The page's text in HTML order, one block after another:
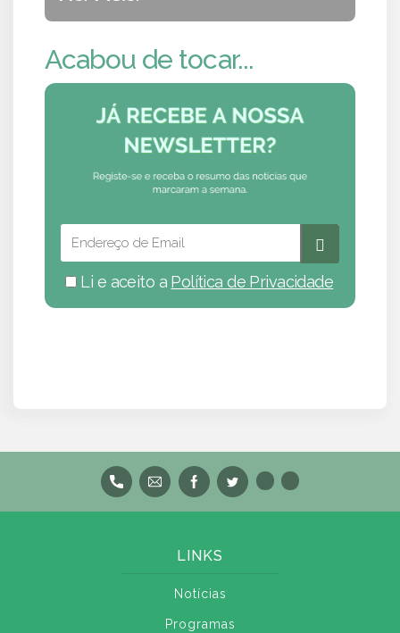
Acabou de tocar...
Li e aceito a Política de Privacidade
LINKS
Notícias
Programas